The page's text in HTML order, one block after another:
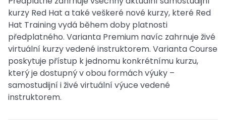
kurzy Red Hat a také veškeré nové kurzy, které Red
Hat Training vydá během doby platnosti
předplatného. Varianta Premium navíc zahrnuje živé
virtuální kurzy vedené instruktorem. Varianta Course
poskytuje přístup k jednomu konkrétnímu kurzu,
který je dostupný v obou formách výuky –
samostudijní i živé virtuální výuce vedené
instruktorem.